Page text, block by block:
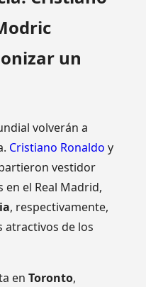
un
volverán a
Cristiano Ronaldo y
vestidor
el Real Madrid,
, respectivamente,
atractivos de los
enToronto,